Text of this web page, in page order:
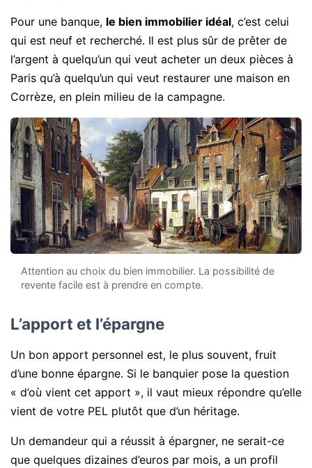
Pour une banque, le bien immobilier idéal, c’est celui
qui est neuf et recherché. Il est plus sûr de prêter de
l’argent à quelqu’un qui veut acheter un deux pièces à
Paris qu’à quelqu’un qui veut restaurer une maison en
Corrèze, en plein milieu de la campagne.
Attention au choix du bien immobilier. La possibilité de
revente facile est à prendre en compte.
L’apport et l’épargne
Un bon apport personnel est, le plus souvent, fruit
d’une bonne épargne. Si le banquier pose la question
« d’où vient cet apport », il vaut mieux répondre qu’elle
vient de votre PEL plutôt que d’un héritage.
Un demandeur qui a réussit à épargner, ne serait-ce
que quelques dizaines d’euros par mois, a un profil